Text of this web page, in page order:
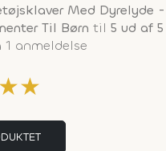
Med Dyrelyde -
Til Børn til 5 ud af 5
anmeldelse
★★